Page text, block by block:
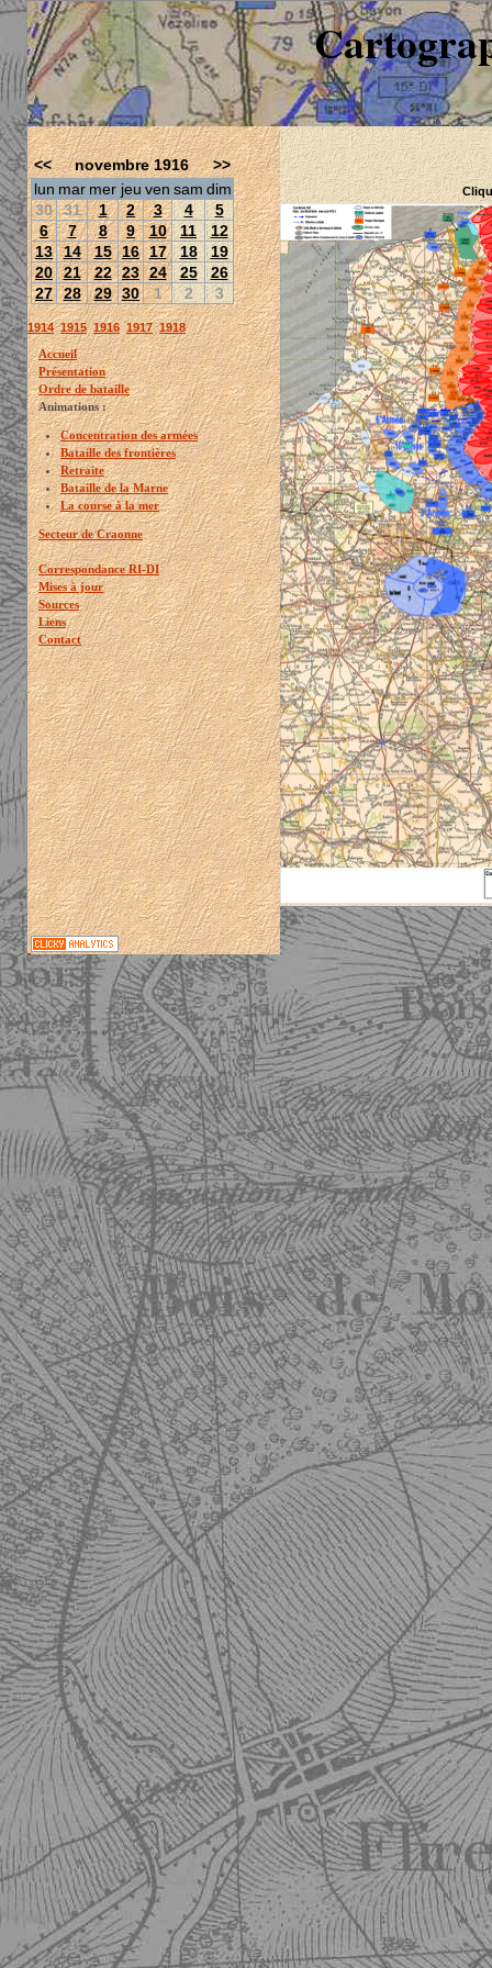
<< novembre 1916
>>
lun mar mer jeu ven sam dim
30 31 1 2 3 4
5
6
7 8 9 10 11
12
13 14 15 16 17 18
19
20 21 22 23 24 25
26
27 28 29 30 1 2 3
1914 1915 1916 1917 1918
Accueil
Présentation
Ordre de bataille
Animations :
Concentration des armées
Bataille des frontières
Retraite
Bataille de la Marne
La course à la mer
Secteur de Craonne
Correspondance RI-DI
Mises à jour
Sources
Liens
Contact